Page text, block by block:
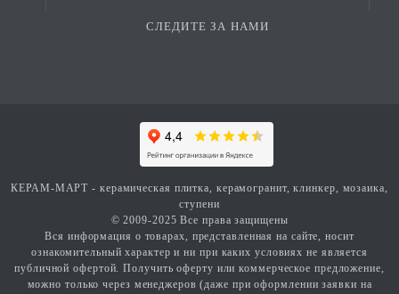
СЛЕДИТЕ ЗА НАМИ
КЕРАМ-МАРТ - керамическая плитка, керамогранит, клинкер, мозаика,
ступени
© 2009-2025 Все права защищены
Вся информация о товарах, представленная на сайте, носит
ознакомительный характер и ни при каких условиях не является
публичной офертой. Получить оферту или коммерческое предложение,
можно только через менеджеров (даже при оформлении заявки на